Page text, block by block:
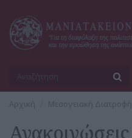
Αρχική Μεσογειακή Διατροφή
Ανακοινώσεις